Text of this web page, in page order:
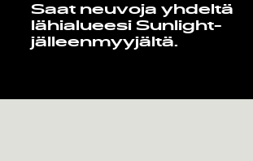
Löydä oma
Saat neuvoja yhdeltä
lähialueesi Sunlight-
jälleenmyyjältä.